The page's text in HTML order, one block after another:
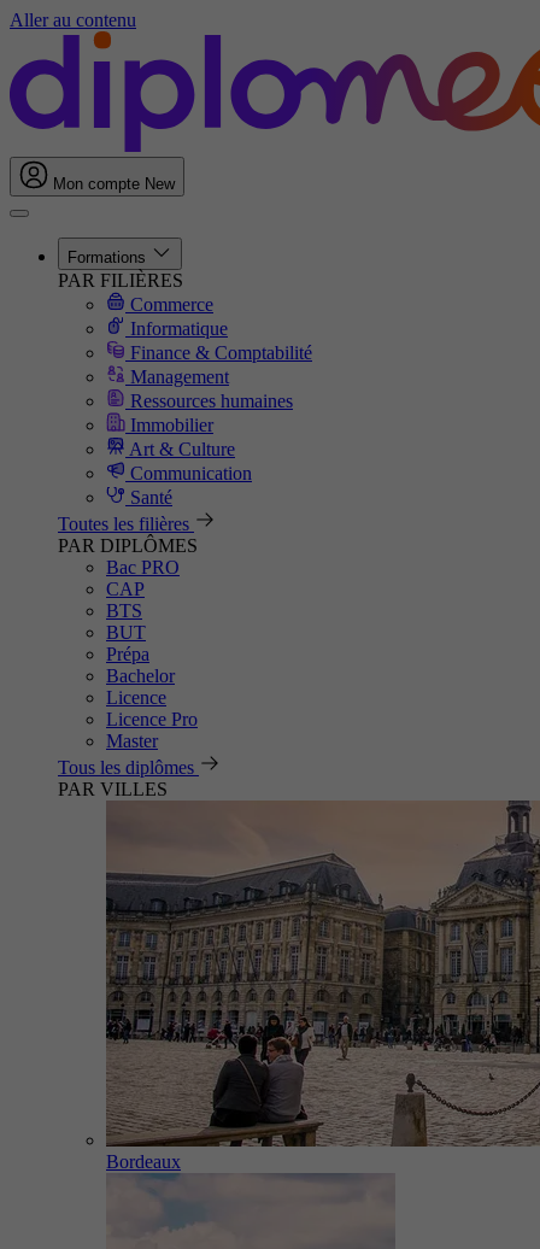
Aller au contenu
Mon compte New
Formations
PAR FILIÈRES
Commerce
Informatique
Finance & Comptabilité
Management
Ressources humaines
Immobilier
Art & Culture
Communication
Santé
Toutes les filières
PAR DIPLÔMES
Bac PRO
CAP
BTS
BUT
Prépa
Bachelor
Licence
Licence Pro
Master
Tous les diplômes
PAR VILLES
Bordeaux